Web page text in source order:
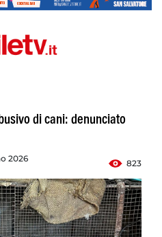
di cani: denunciato
2026
823